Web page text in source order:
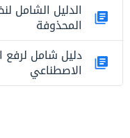
الدليل الشامل
المحذوفة
دليل شامل لرفع
الاصطناعي